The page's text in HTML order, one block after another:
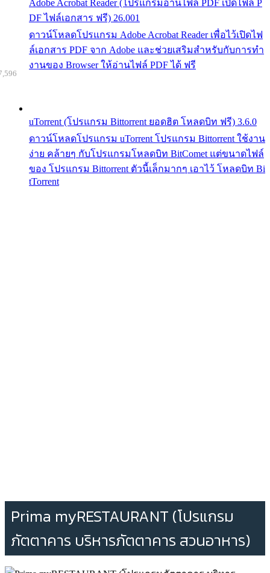
Adobe Acrobat Reader (โปรแกรมอ่านไฟล์ PDF เปิดไฟล์ P
DF ไฟล์เอกสาร ฟรี) 26.001
ดาวน์โหลดโปรแกรม Adobe Acrobat Reader เพื่อไว้เปิดไฟ
ล์เอกสาร PDF จาก Adobe และช่วยเสริมสำหรับกับการทำ
งานของ Browser ให้อ่านไฟล์ PDF ได้ ฟรี
uTorrent (โปรแกรม Bittorrent ยอดฮิต โหลดบิท ฟรี) 3.6.0
ดาวน์โหลดโปรแกรม uTorrent โปรแกรม Bittorrent ใช้งาน
ง่าย คล้ายๆ กับโปรแกรมโหลดบิท BitComet แต่ขนาดไฟล์
ของ โปรแกรม Bittorrent ตัวนี้เล็กมากๆ เอาไว้ โหลดบิท Bi
tTorrent
Prima myRESTAURANT (โปรแกรม
ภัตตาคาร บริหารภัตตาคาร สวนอาหาร)